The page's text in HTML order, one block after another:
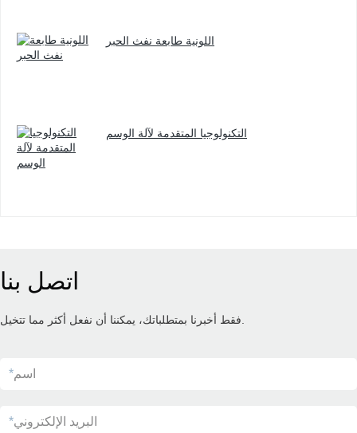
اللونية طابعة نفث الحبر
التكنولوجيا المتقدمة لآلة الوسم
اتصل بنا
*اسم
*البريد الإلكتروني